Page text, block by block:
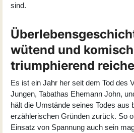
sind.
wütend und
triumphierend
Es ist ein Jahr her seit dem Tod des
Jungen, Tabathas Ehemann John,
hält die Umstände seines Todes aus
erzählerischen Gründen zurück. So
Einsatz von Spannung auch sein